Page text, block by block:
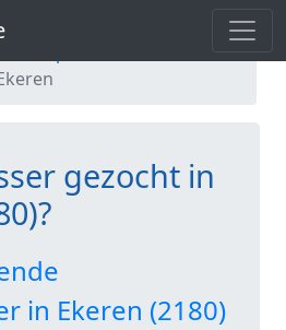
gezocht in
in Ekeren (2180)